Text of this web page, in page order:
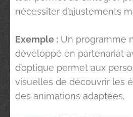
nécessiter d’ajustements
Exemple : Un programme
développé en partenariat
d’optique permet aux
visuelles de découvrir les
des animations adaptées.